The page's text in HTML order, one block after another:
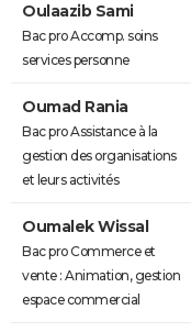
Oulaazib Sami
Bac pro Accomp. soins
services personne
Oumad Rania
Bac pro Assistance à la
gestion des organisations
et leurs activités
Oumalek Wissal
Bac pro Commerce et
vente : Animation, gestion
espace commercial